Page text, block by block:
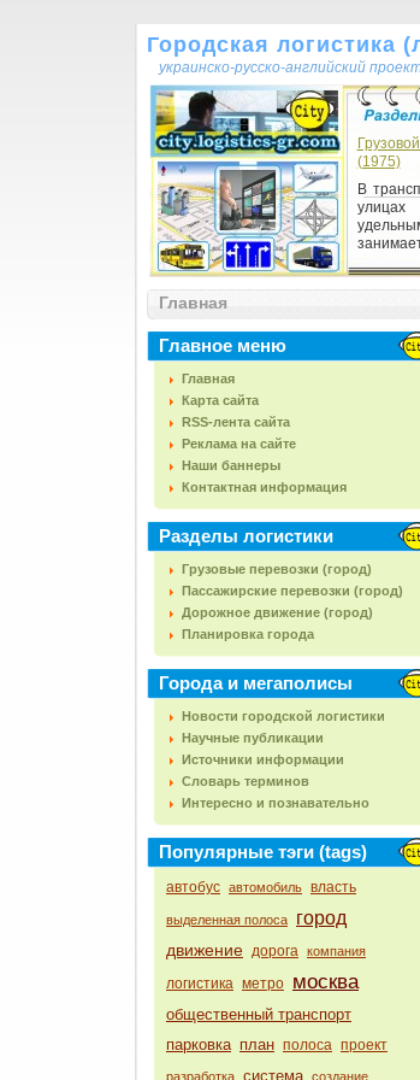
Городская логистика
украинско-русско-английский
(1975)
В
Главная
Главное меню
Главная
Карта сайта
RSS-лента сайта
Реклама на сайте
Наши баннеры
Контактная информация
Разделы логистики
Грузовые перевозки (город)
Пассажирские перевозки (город)
Дорожное движение (город)
Планировка города
Города и мегаполисы
Новости городской логистики
Научные публикации
Источники информации
Словарь терминов
Интересно и познавательно
Популярные тэги (tags)
автобус автомобиль власть
выделенная полоса город
движение дорога компания
логистика метро москва
общественный транспорт
парковка план полоса проект
разработка система создание